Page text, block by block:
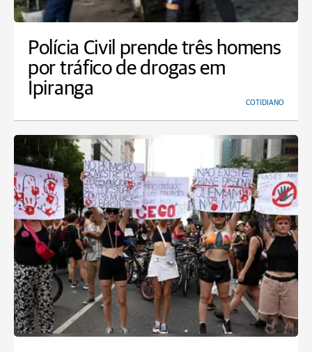
Polícia Civil prende três homens
por tráfico de drogas em
Ipiranga
COTIDIANO